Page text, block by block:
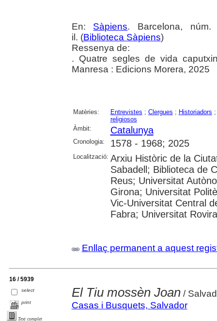
En: Sàpiens. Barcelona,
il. (Biblioteca Sàpiens)
Ressenya de:
. Quatre segles de vida
Manresa : Edicions Morera, 2025
Matèries: Entrevistes ; Clergues ; Historiadors
religiosos
Àmbit:
Catalunya
Cronologia: 1578 - 1968; 2025
Localització: Arxiu Històric de la
Sabadell; Biblioteca de
Reus; Universitat
Girona; Universitat
Vic-Universitat Central
Fabra; Universitat
Enllaç permanent a aquest
16 / 5939
select
print
Text complet
El Tiu mossèn Joan/
Casas i Busquets, Salvador